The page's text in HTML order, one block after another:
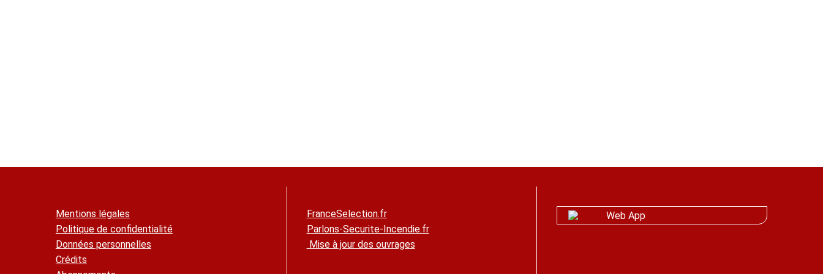
Mentions légales
Politique de confidentialité
Données personnelles
Crédits
FranceSelection.fr
Parlons-Securite-Incendie.fr
Mise à jour des ouvrages
Web App